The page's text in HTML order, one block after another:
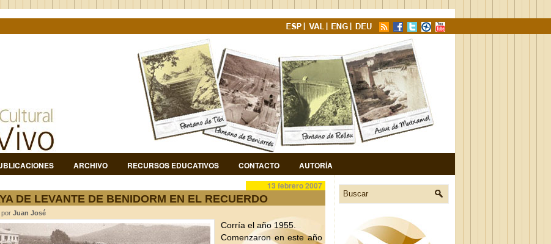
ARCHIVO RECURSOS EDUCATIVOS CONTACTO AUTORÍA
13 febrero 2007
DE LEVANTE DE BENIDORM EN EL RECUERDO
por Juan José
Corría el año 1955.
Comenzaron en este año